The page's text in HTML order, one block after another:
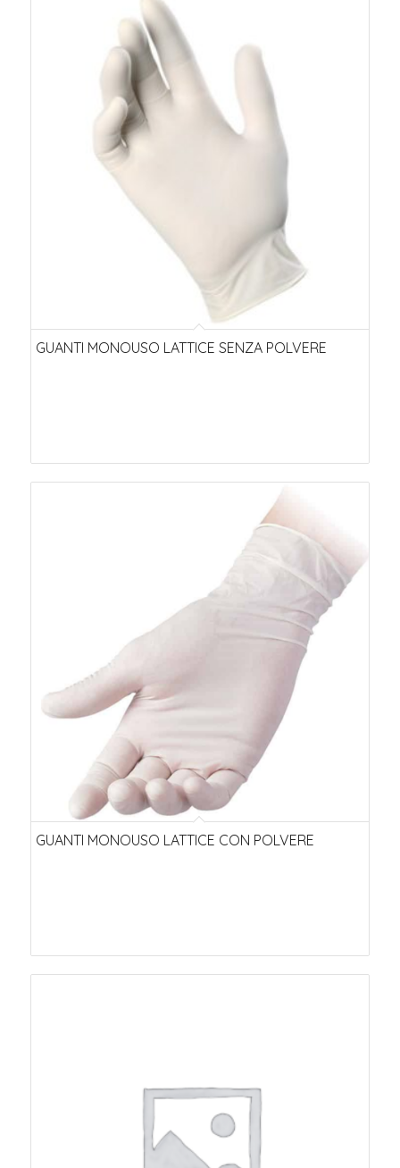
GUANTI MONOUSO LATTICE SENZA POLVERE
GUANTI MONOUSO LATTICE CON POLVERE